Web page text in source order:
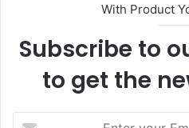
With Product
Subscribe to
to get the